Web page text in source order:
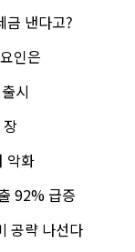
낸다고?
인은
시
악화
92% 급증
공략 나선다